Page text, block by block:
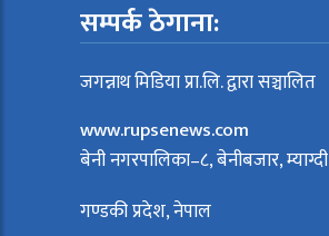
सम्पर्क ठेगाना:
जगन्नाथ मिडिया प्रा.लि. द्वारा सञ्चालित
www.rupsenews.com
बेनी नगरपालिका–८, बेनीबजार, म्याग्दी
गण्डकी प्रदेश, नेपाल